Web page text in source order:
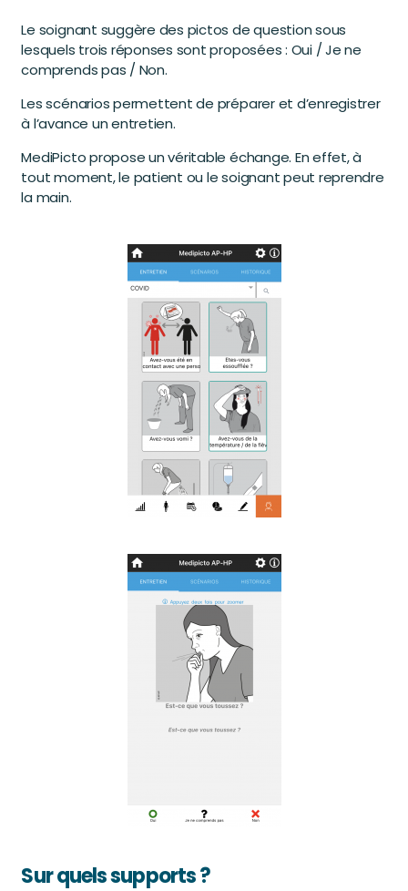
Le soignant suggère des pictos de question sous
lesquels trois réponses sont proposées : Oui / Je ne
comprends pas / Non.
Les scénarios permettent de préparer et d’enregistrer
à l’avance un entretien.
MediPicto propose un véritable échange. En effet, à
tout moment, le patient ou le soignant peut reprendre
la main.
Sur quels supports ?